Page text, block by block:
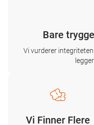
Bare
Vi vurderer
Vi Finner Flere